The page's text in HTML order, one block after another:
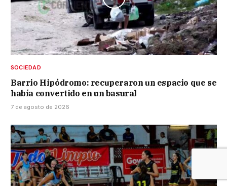
SOCIEDAD
Barrio Hipódromo: recuperaron un espacio que se
había convertido en un basural
7 de agosto de 2026